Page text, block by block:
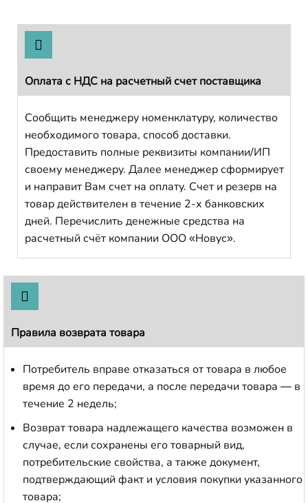
Оплата с НДС на расчетный счет поставщика
Сообщить менеджеру номенклатуру, количество
необходимого товара, способ доставки.
Предоставить полные реквизиты компании/ИП
своему менеджеру. Далее менеджер сформирует
и направит Вам счет на оплату. Счет и резерв на
товар действителен в течение 2-х банковских
дней. Перечислить денежные средства на
расчетный счёт компании ООО «Новус».
Правила возврата товара
Потребитель вправе отказаться от товара в любое
время до его передачи, а после передачи товара — в
течение 2 недель;
Возврат товара надлежащего качества возможен в
случае, если сохранены его товарный вид,
потребительские свойства, а также документ,
подтверждающий факт и условия покупки указанного
товара;